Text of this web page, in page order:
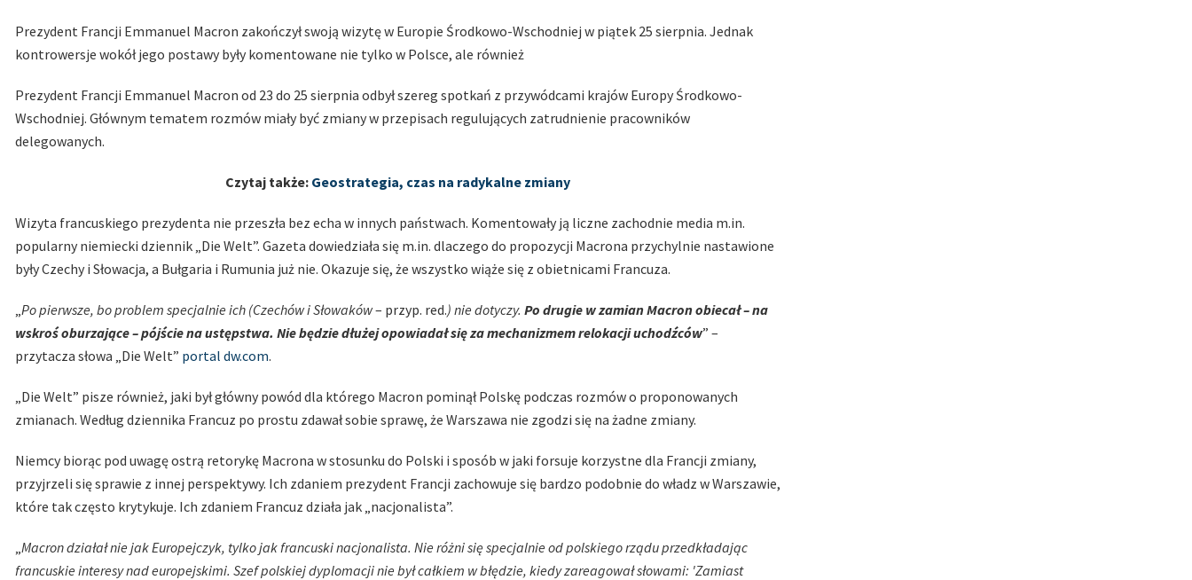
Prezydent Francji Emmanuel Macron zakończył swoją wizytę w Europie Środkowo-Wschodniej w piątek 25 sierpnia. Jednak
kontrowersje wokół jego postawy były komentowane nie tylko w Polsce, ale również
Prezydent Francji Emmanuel Macron od 23 do 25 sierpnia odbył szereg spotkań z przywódcami krajów Europy Środkowo-
Wschodniej. Głównym tematem rozmów miały być zmiany w przepisach regulujących zatrudnienie pracowników
delegowanych.
Czytaj także: Geostrategia, czas na radykalne zmiany
Wizyta francuskiego prezydenta nie przeszła bez echa w innych państwach. Komentowały ją liczne zachodnie media m.in.
popularny niemiecki dziennik „Die Welt”. Gazeta dowiedziała się m.in. dlaczego do propozycji Macrona przychylnie nastawione
były Czechy i Słowacja, a Bułgaria i Rumunia już nie. Okazuje się, że wszystko wiąże się z obietnicami Francuza.
Po pierwsze, bo problem specjalnie ich (Czechów i Słowaków– przyp. red.) nie dotyczy. Po drugie w zamian Macron obiecał – na
wskroś oburzające – pójście na ustępstwa. Nie będzie dłużej opowiadał się za mechanizmem relokacji uchodźców” –
przytacza słowa „Die Welt” portal dw.com.
„Die Welt” pisze również, jaki był główny powód dla którego Macron pominął Polskę podczas rozmów o proponowanych
zmianach. Według dziennika Francuz po prostu zdawał sobie sprawę, że Warszawa nie zgodzi się na żadne zmiany.
Niemcy biorąc pod uwagę ostrą retorykę Macrona w stosunku do Polski i sposób w jaki forsuje korzystne dla Francji zmiany,
przyjrzeli się sprawie z innej perspektywy. Ich zdaniem prezydent Francji zachowuje się bardzo podobnie do władz w Warszawie,
które tak często krytykuje. Ich zdaniem Francuz działa jak „nacjonalista”.
Macron działał nie jak Europejczyk, tylko jak francuski nacjonalista. Nie różni się specjalnie od polskiego rządu przedkładając
francuskie interesy nad europejskimi. Szef polskiej dyplomacji nie był całkiem w błędzie, kiedy zareagował słowami: 'Zamiast